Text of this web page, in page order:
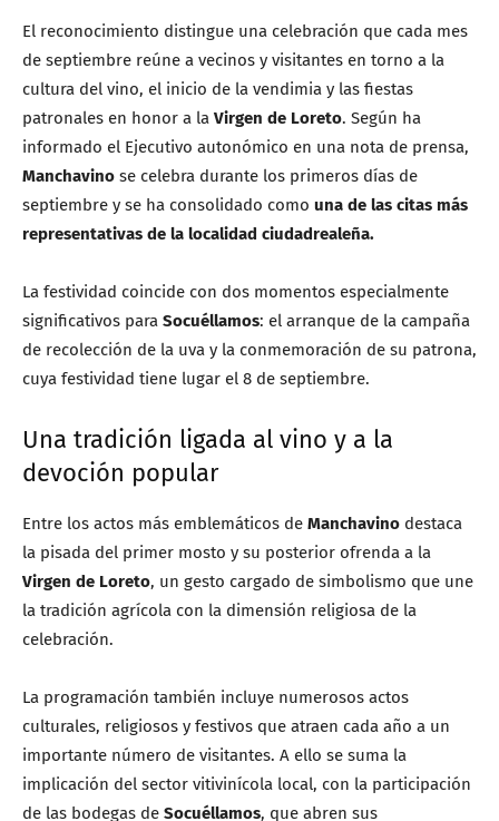
El reconocimiento distingue una celebración que cada mes
de septiembre reúne a vecinos y visitantes en torno a la
cultura del vino, el inicio de la vendimia y las fiestas
patronales en honor a la Virgen de Loreto. Según ha
informado el Ejecutivo autonómico en una nota de prensa,
Manchavino se celebra durante los primeros días de
septiembre y se ha consolidado como una de las citas más
representativas de la localidad ciudadrealeña.
La festividad coincide con dos momentos especialmente
significativos para Socuéllamos: el arranque de la campaña
de recolección de la uva y la conmemoración de su patrona,
cuya festividad tiene lugar el 8 de septiembre.
Una tradición ligada al vino y a la
devoción popular
Entre los actos más emblemáticos de Manchavino destaca
la pisada del primer mosto y su posterior ofrenda a la
Virgen de Loreto, un gesto cargado de simbolismo que une
la tradición agrícola con la dimensión religiosa de la
celebración.
La programación también incluye numerosos actos
culturales, religiosos y festivos que atraen cada año a un
importante número de visitantes. A ello se suma la
implicación del sector vitivinícola local, con la participación
de las bodegas de Socuéllamos, que abren sus